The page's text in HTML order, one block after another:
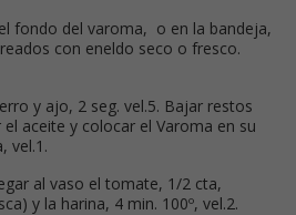
fondo del varoma, o en la bandeja,
con eneldo seco o fresco.
y ajo, 2 seg. vel.5. Bajar restos
el aceite y colocar el Varoma en su
vel.1.
al vaso el tomate, 1/2 cta,
y la harina, 4 min. 100º, vel.2.